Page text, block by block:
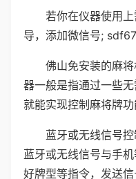
若你在仪器使用
导，添加微信号;
佛山免安装的麻
器一般是指通过一些
就能实现控制麻将牌功
蓝牙或无线信号
蓝牙或无线信号与手
好牌型等指令，发送